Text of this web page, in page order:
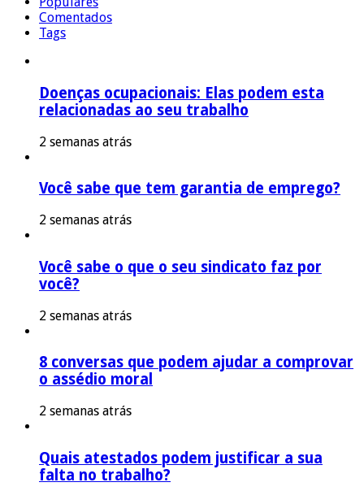
Comentados
Tags
Doenças ocupacionais: Elas podem esta
relacionadas ao seu trabalho
2 semanas atrás
Você sabe que tem garantia de emprego?
2 semanas atrás
Você sabe o que o seu sindicato faz por
você?
2 semanas atrás
8 conversas que podem ajudar a comprovar
o assédio moral
2 semanas atrás
Quais atestados podem justificar a sua
falta no trabalho?